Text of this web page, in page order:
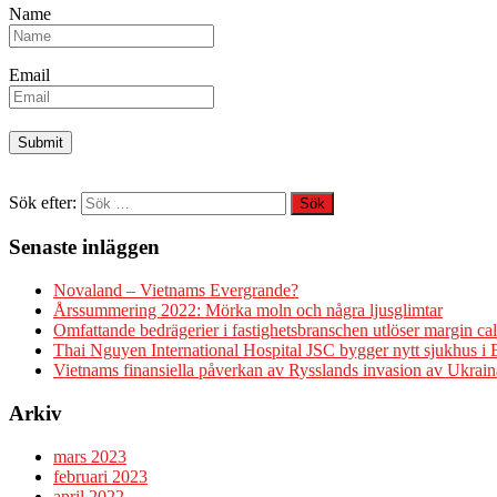
Name
Email
Sök efter:
Senaste inläggen
Novaland – Vietnams Evergrande?
Årssummering 2022: Mörka moln och några ljusglimtar
Omfattande bedrägerier i fastighetsbranschen utlöser margin
Thai Nguyen International Hospital JSC bygger nytt sjukhus i
Vietnams finansiella påverkan av Rysslands invasion av
Arkiv
mars 2023
februari 2023